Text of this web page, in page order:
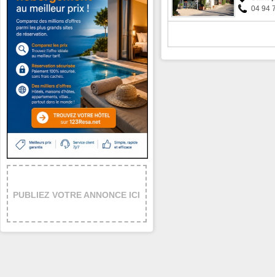
04 94
PUBLIEZ VOTRE ANNONCE ICI